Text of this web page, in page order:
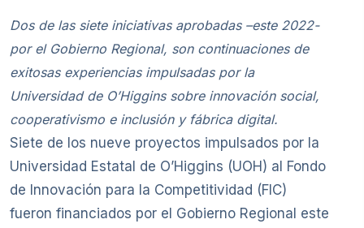
Dos de las siete iniciativas aprobadas –este 2022-
por el Gobierno Regional, son continuaciones de
exitosas experiencias impulsadas por la
Universidad de O’Higgins sobre innovación social,
cooperativismo e inclusión y fábrica digital.
Siete de los nueve proyectos impulsados por la
Universidad Estatal de O’Higgins (UOH) al Fondo
de Innovación para la Competitividad (FIC)
fueron financiados por el Gobierno Regional este